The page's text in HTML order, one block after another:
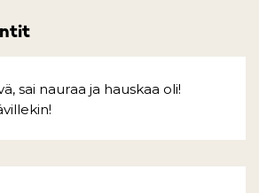
sai nauraa ja hauskaa oli!